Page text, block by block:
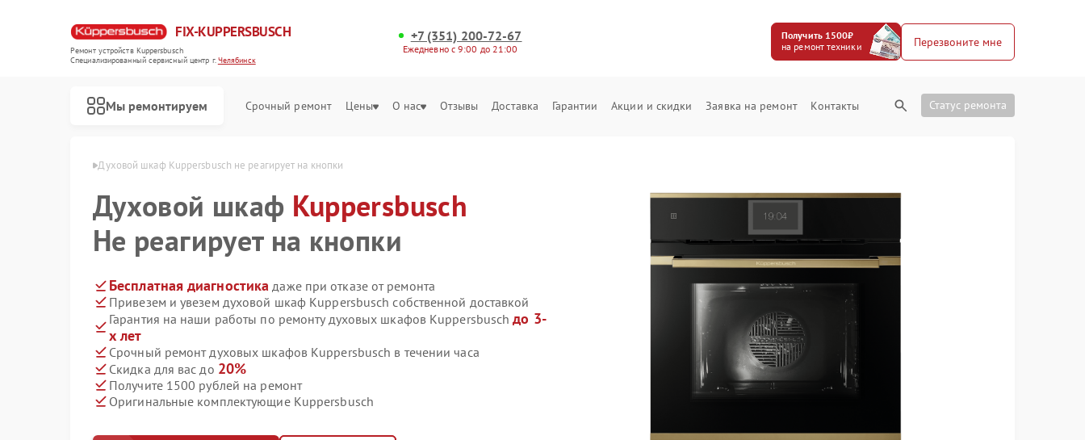
FIX-KUPPERSBUSCH
Ремонт устройств Kuppersbusch
Специализированный cервисный центр г.Челябинск
+7 (351) 200-72-67
Ежедневно с 9:00 до 21:00
Получить 1500₽
на ремонт техники
Перезвоните мне
Мы ремонтируем Срочный ремонт Цены О нас Отзывы Доставка Гарантии Акции и скидки Заявка на ремонт Контакты Статус ремонта
в Челябинске Духовой шкаф Kuppersbusch не реагирует на кнопки
Духовой шкаф Kuppersbusch
Не реагирует на кнопки
Бесплатная диагностика даже при отказе от ремонта
Привезем и увезем духовой шкаф Kuppersbusch собственной доставкой
Гарантия на наши работы по ремонту духовых шкафов Kuppersbuschдо 3-
х лет
Срочный ремонт духовых шкафов Kuppersbusch в течении часа
Скидка для вас до 20%
Получите 1500 рублей на ремонт
Оригинальные комплектующие Kuppersbusch